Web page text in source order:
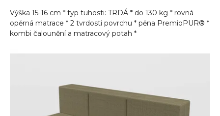
Výška 15-16 cm * typ tuhosti: TRDÁ * do 130 kg * rovná
opěrná matrace * 2 tvrdosti povrchu * pěna PremioPUR® *
kombi čalounění a matracový potah *